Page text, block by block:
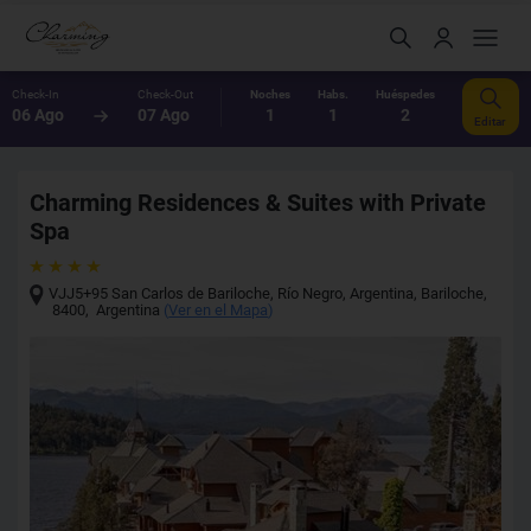
Check-In
06 Ago
Check-Out
07 Ago
Noches
1
Habs.
1
Huéspedes
2 Editar
Charming Residences & Suites with Private
Spa
VJJ5+95 San Carlos de Bariloche, Río Negro, Argentina, Bariloche,
8400, Argentina (Ver en el Mapa)